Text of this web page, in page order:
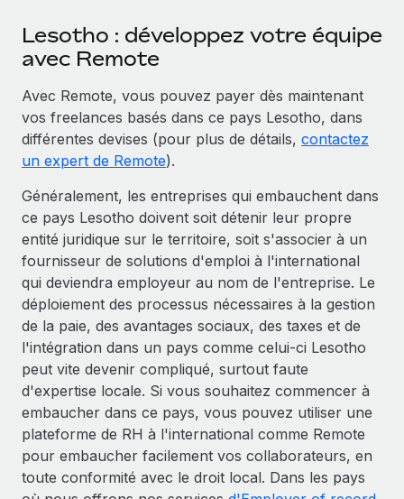
Lesotho : développez votre équipe
avec Remote
Avec Remote, vous pouvez payer dès maintenant
vos freelances basés dans ce pays Lesotho, dans
différentes devises (pour plus de détails, contactez
un expert de Remote).
Généralement, les entreprises qui embauchent dans
ce pays Lesotho doivent soit détenir leur propre
entité juridique sur le territoire, soit s'associer à un
fournisseur de solutions d'emploi à l'international
qui deviendra employeur au nom de l'entreprise. Le
déploiement des processus nécessaires à la gestion
de la paie, des avantages sociaux, des taxes et de
l'intégration dans un pays comme celui-ci Lesotho
peut vite devenir compliqué, surtout faute
d'expertise locale. Si vous souhaitez commencer à
embaucher dans ce pays, vous pouvez utiliser une
plateforme de RH à l'international comme Remote
pour embaucher facilement vos collaborateurs, en
toute conformité avec le droit local. Dans les pays